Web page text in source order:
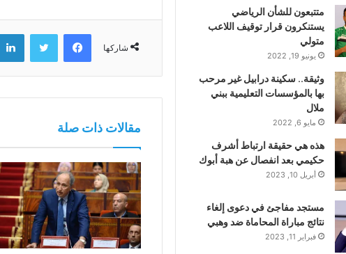
شاركها
فيسبوك تويتر
مقالات ذات صلة
متتبعون للشأن الرياضي
يستنكرون قرار توقيف اللاعب
متولي
يونيو 19, 2022
وثيقة.. سكينة درابيل غير مرحب
بها بالمؤسسات التعليمية ببني
ملال
مايو 6, 2022
هذه هي حقيقة ارتباط أشرف
حكيمي بعد انفصال عن هبة أبوك
أبريل 10, 2023
مستجد مفاجئ في دعوى إلغاء
نتائج مباراة المحاماة ضد وهبي
فبراير 11, 2023